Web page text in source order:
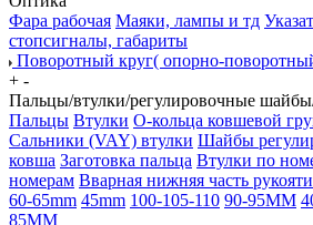
Фара рабочая Маяки, лампы и тд
стопсигналы, габариты
Поворотный круг( опорно-
+ -
Пальцы/втулки/регулировочные
Пальцы Втулки О-кольца ковшевой
Сальники (VAY) втулки Шайбы
ковша Заготовка пальца Втулки по
номерам Вварная нижняя часть
60-65mm 45mm 100-105-110 90-95MM
85MM